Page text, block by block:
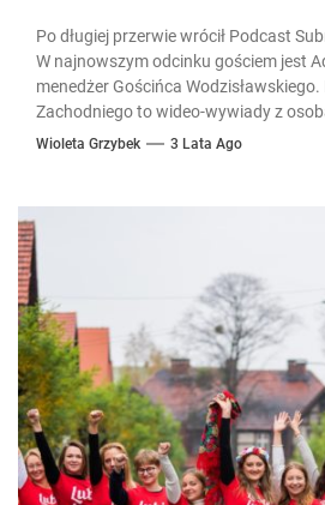
Po długiej przerwie wrócił Podcast
W najnowszym odcinku gościem jest
menedżer Gościńca
Zachodniego to wideo-wywiady z
Wioleta Grzybek 3 Lata Ago